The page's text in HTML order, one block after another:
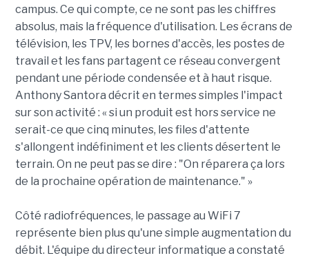
campus. Ce qui compte, ce ne sont pas les chiffres
absolus, mais la fréquence d'utilisation. Les écrans de
télévision, les TPV, les bornes d'accès, les postes de
travail et les fans partagent ce réseau convergent
pendant une période condensée et à haut risque.
Anthony Santora décrit en termes simples l'impact
sur son activité : « si un produit est hors service ne
serait-ce que cinq minutes, les files d'attente
s'allongent indéfiniment et les clients désertent le
terrain. On ne peut pas se dire : "On réparera ça lors
de la prochaine opération de maintenance." »
Côté radiofréquences, le passage au WiFi 7
représente bien plus qu'une simple augmentation du
débit. L'équipe du directeur informatique a constaté